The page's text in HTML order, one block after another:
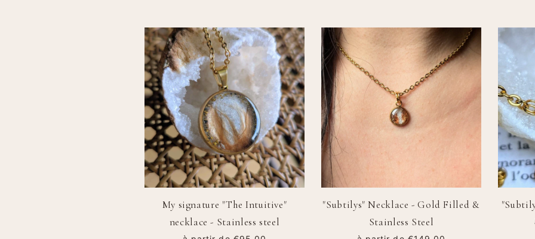
My signature "The Intuitive"
necklace - Stainless steel
"Subtilys" Necklace - Gold Filled &
Stainless Steel